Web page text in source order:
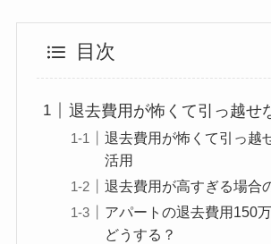
目次
退去費用が怖くて引っ越せ
退去費用が怖くて引っ越
活用
退去費用が高すぎる場合
アパートの退去費用150
どうする？